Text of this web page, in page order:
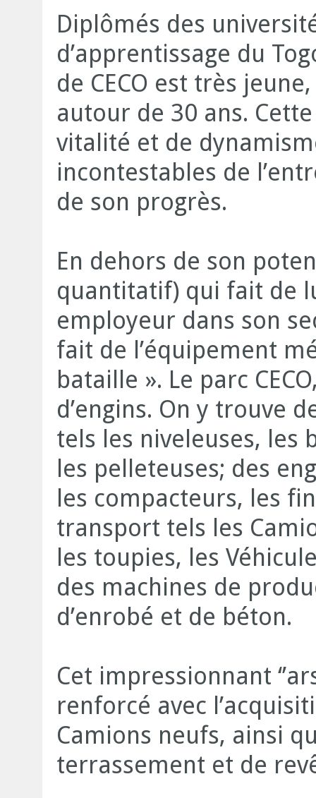
Diplômés des
d’apprentissage du
de CECO est très
autour de 30 ans.
vitalité et de
incontestables de
de son progrès.
En dehors de son
quantitatif) qui fait de
employeur dans son
fait de l’équipement
bataille ». Le parc
d’engins. On y trouve
tels les niveleuses, les
les pelleteuses; des
les compacteurs, les
transport tels les
les toupies, les
des machines de
d’enrobé et de béton.
Cet impressionnant
renforcé avec
Camions neufs, ainsi
terrassement et de